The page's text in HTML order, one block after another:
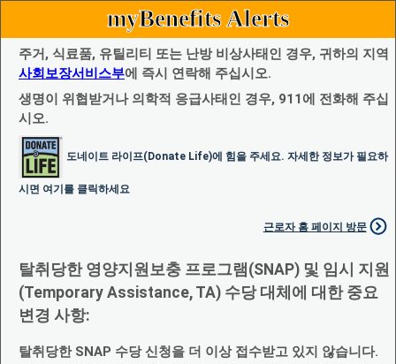
myBenefits Alerts
주거, 식료품, 유틸리티 또는 난방 비상사태인 경우, 귀하의 지역
사회보장서비스부에 즉시 연락해 주십시오.
생명이 위협받거나 의학적 응급사태인 경우, 911에 전화해 주십
시오.
도네이트 라이프(Donate Life)에 힘을 주세요. 자세한 정보가 필요하
시면 여기를 클릭하세요
근로자 홈 페이지 방문
탈취당한 영양지원보충 프로그램(SNAP) 및 임시 지원
(Temporary Assistance, TA) 수당 대체에 대한 중요
변경 사항:
탈취당한 SNAP 수당 신청을 더 이상 접수받고 있지 않습니다.